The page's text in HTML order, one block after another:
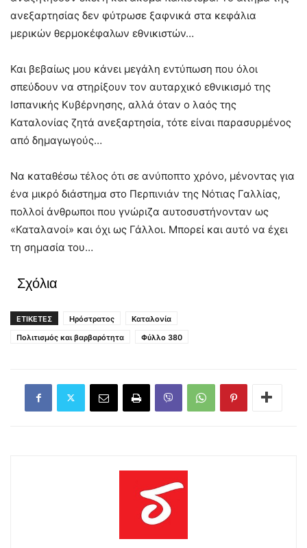
ανεξαρτησίας δεν φύτρωσε ξαφνικά στα κεφάλια
μερικών θερμοκέφαλων εθνικιστών…
Και βεβαίως μου κάνει μεγάλη εντύπωση που όλοι
σπεύδουν να στηρίξουν τον αυταρχικό εθνικισμό της
Ισπανικής Κυβέρνησης, αλλά όταν ο λαός της
Καταλονίας ζητά ανεξαρτησία, τότε είναι παρασυρμένος
από δημαγωγούς…
Να καταθέσω τέλος ότι σε ανύποπτο χρόνο, μένοντας για
ένα μικρό διάστημα στο Περπινιάν της Νότιας Γαλλίας,
πολλοί άνθρωποι που γνώριζα αυτοσυστήνονταν ως
«Καταλανοί» και όχι ως Γάλλοι. Μπορεί και αυτό να έχει
τη σημασία του…
Σχόλια
ΕΤΙΚΕΤΕΣ Ηρόστρατος
Καταλονία
Πολιτισμός και βαρβαρότητα
Φύλλο 380